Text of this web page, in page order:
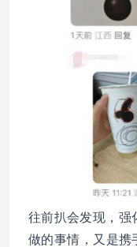
往前扒会发现，强
做的事情，又是携